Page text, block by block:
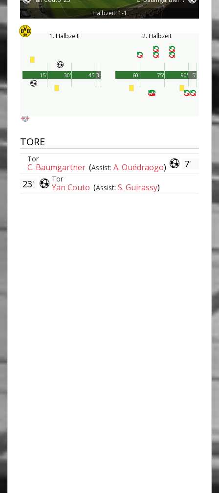
Halbzeit: 1-1
1. Halbzeit
45'
15' 30' 3'
2. Halbzeit
90'
60' 75' 5'
TORE
7'
Tor
C. Baumgartner (Assist: A. Ouédraogo)
Tor
Yan Couto (Assist: S. Guirassy)
23'